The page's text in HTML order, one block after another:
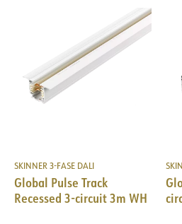
SKINNER 3-FASE DALI
Global Pulse Track
Recessed 3-circuit 3m WH